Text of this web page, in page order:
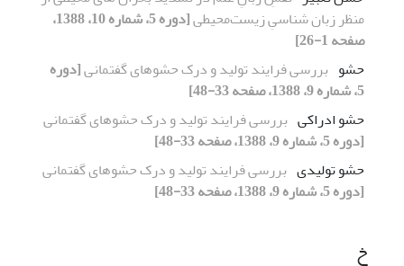
منظر زبان شناسیِ زیست‌محیطی
[دوره 5، شماره 10، 1388،
صفحه 1-26]
حشو بررسی فرایند تولید و درک حشوهای گفتمانی[دوره
5، شماره 9، 1388، صفحه 33-48]
حشو ادراکی بررسی فرایند تولید و درک حشوهای گفتمانی
[دوره 5، شماره 9، 1388، صفحه 33-48]
حشو تولیدی بررسی فرایند تولید و درک حشوهای گفتمانی
[دوره 5، شماره 9، 1388، صفحه 33-48]
خ